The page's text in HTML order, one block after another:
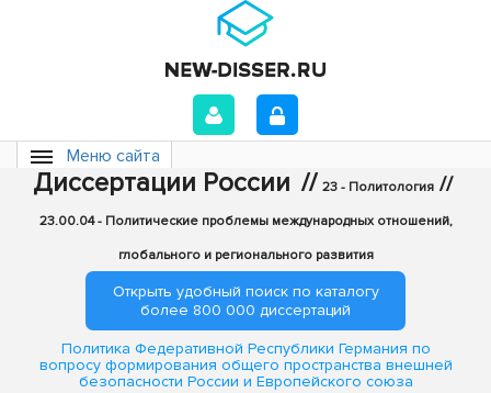
Меню сайта
Диссертации России // 23 - Политология //
23.00.04 - Политические проблемы международных отношений,
глобального и регионального развития
Открыть удобный поиск по каталогу
более 800 000 диссертаций
Политика Федеративной Республики Германия по
вопросу формирования общего пространства внешней
безопасности России и Европейского союза